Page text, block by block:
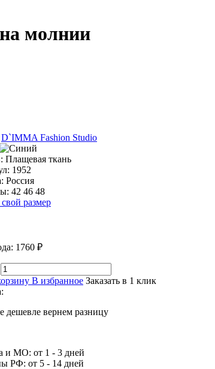
молнии
D`IMMA Fashion Studio
Плащевая ткань
1952
Россия
42 46 48
размер
1760 ₽
В избранное Заказать в 1 клик
дешевле вернем разницу
и МО: от 1 - 3 дней
РФ: от 5 - 14 дней